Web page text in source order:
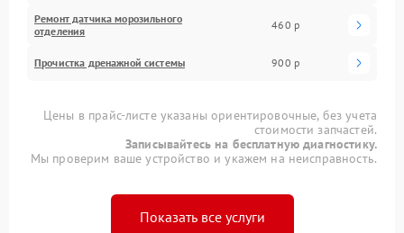
Ремонт датчика морозильного
отделения
460 р
Прочистка дренажной системы 900 р
Цены в прайс-листе указаны ориентировочные, без учета
стоимости запчастей.
Записывайтесь на бесплатную диагностику.
Мы проверим ваше устройство и укажем на неисправность.
Показать все услуги